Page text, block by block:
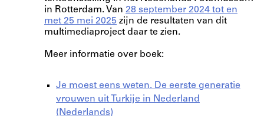
in Rotterdam. Van 28 september 2024 tot en
met 25 mei 2025 zijn de resultaten van dit
multimediaproject daar te zien.
Meer informatie over boek:
Je moest eens weten. De eerste generatie
vrouwen uit Turkije in Nederland
(Nederlands)